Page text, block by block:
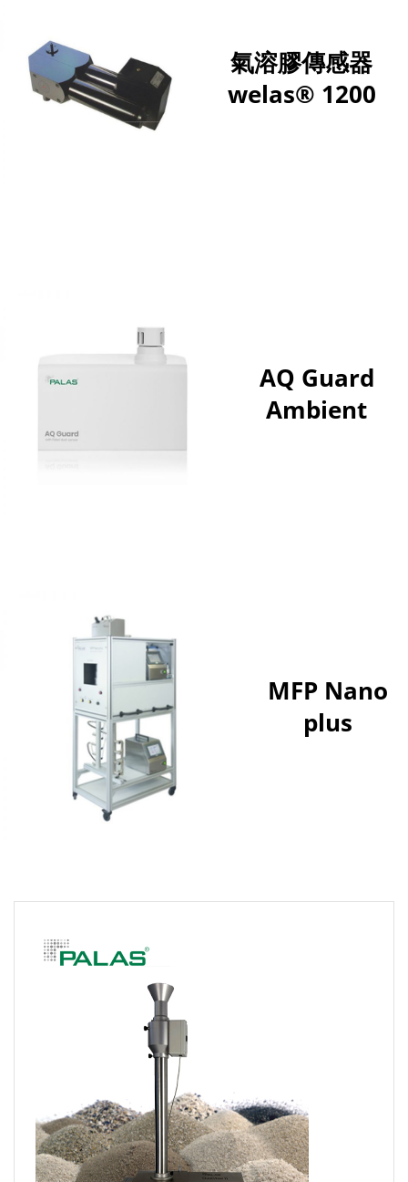
氣溶膠傳感器
welas® 1200
AQ Guard
Ambient
MFP Nano
plus